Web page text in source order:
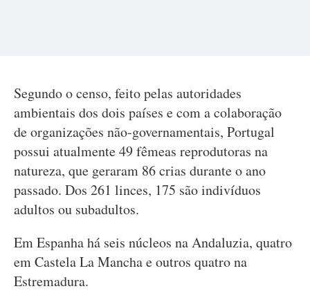
Segundo o censo, feito pelas autoridades
ambientais dos dois países e com a colaboração
de organizações não-governamentais, Portugal
possui atualmente 49 fêmeas reprodutoras na
natureza, que geraram 86 crias durante o ano
passado. Dos 261 linces, 175 são indivíduos
adultos ou subadultos.
Em Espanha há seis núcleos na Andaluzia, quatro
em Castela La Mancha e outros quatro na
Estremadura.